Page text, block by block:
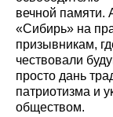
вечной памяти.
«Сибирь» на
призывникам,
чествовали
просто дань
патриотизма и
обществом.